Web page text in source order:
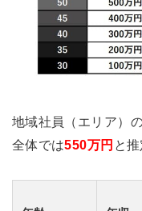
地域社員（エリア）
全体では550万円 と推